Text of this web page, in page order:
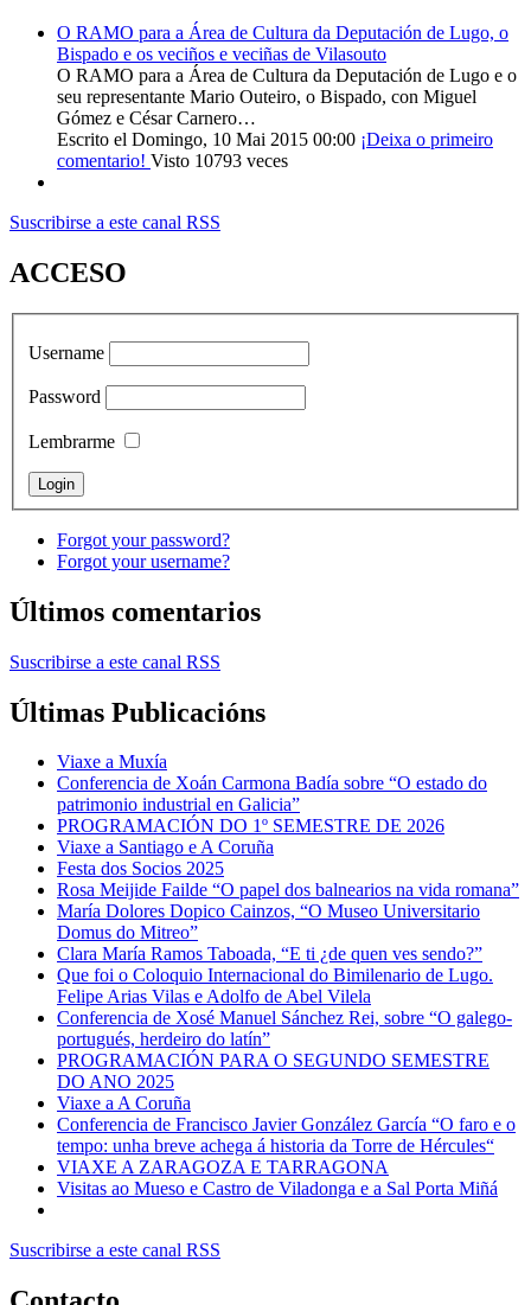
O RAMO para a Área de Cultura da Deputación de Lugo, o
Bispado e os veciños e veciñas de Vilasouto
O RAMO para a Área de Cultura da Deputación de Lugo e o
seu representante Mario Outeiro, o Bispado, con Miguel
Gómez e César Carnero…
Escrito el Domingo, 10 Mai 2015 00:00 ¡Deixa o primeiro
comentario! Visto 10793 veces
Suscribirse a este canal RSS
ACCESO
Username
Password
Lembrarme
Forgot your password?
Forgot your username?
Últimos comentarios
Suscribirse a este canal RSS
Últimas Publicacións
Viaxe a Muxía
Conferencia de Xoán Carmona Badía sobre “O estado do
patrimonio industrial en Galicia”
PROGRAMACIÓN DO 1º SEMESTRE DE 2026
Viaxe a Santiago e A Coruña
Festa dos Socios 2025
Rosa Meijide Failde “O papel dos balnearios na vida romana”
María Dolores Dopico Cainzos, “O Museo Universitario
Domus do Mitreo”
Clara María Ramos Taboada, “E ti ¿de quen ves sendo?”
Que foi o Coloquio Internacional do Bimilenario de Lugo.
Felipe Arias Vilas e Adolfo de Abel Vilela
Conferencia de Xosé Manuel Sánchez Rei, sobre “O galego-
portugués, herdeiro do latín”
PROGRAMACIÓN PARA O SEGUNDO SEMESTRE
DO ANO 2025
Viaxe a A Coruña
Conferencia de Francisco Javier González García “O faro e o
tempo: unha breve achega á historia da Torre de Hércules“
VIAXE A ZARAGOZA E TARRAGONA
Visitas ao Mueso e Castro de Viladonga e a Sal Porta Miñá
Suscribirse a este canal RSS